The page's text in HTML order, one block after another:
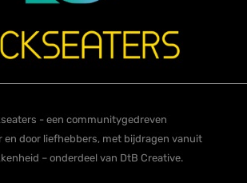
- een communitygedreven
en door liefhebbers, met bijdragen vanuit
– onderdeel van DtB Creative.